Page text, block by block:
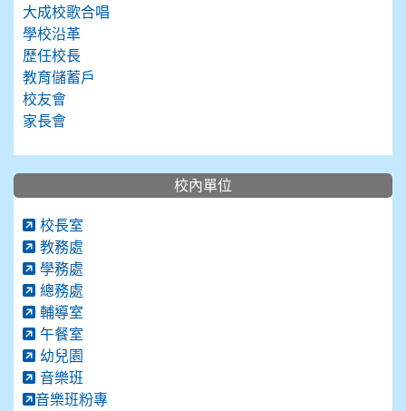
大成校歌合唱
學校沿革
歷任校長
教育儲蓄戶
校友會
家長會
校內單位
校長室
教務處
學務處
總務處
輔導室
午餐室
幼兒園
音樂班
音樂班粉專